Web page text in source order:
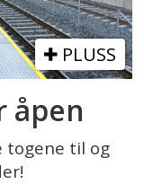
PLUSS
åpen
togene til og